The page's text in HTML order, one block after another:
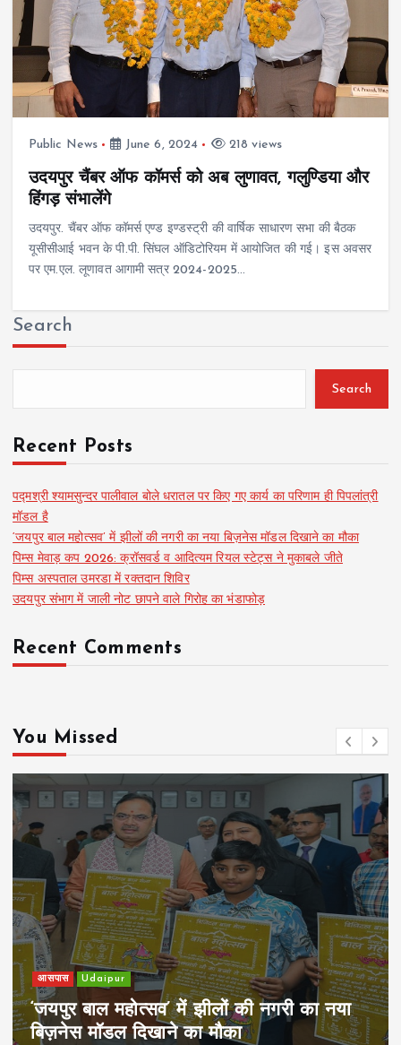
Public News June 6, 2024 218 views
उदयपुर चैंबर ऑफ कॉमर्स को अब लुणावत, गलुण्डिया और
हिंगड़ संभालेंगे
उदयपुर. चैंबर ऑफ कॉमर्स एण्ड इण्डस्ट्री की वार्षिक साधारण सभा की बैठक
यूसीसीआई भवन के पी.पी. सिंघल ऑडिटोरियम में आयोजित की गई। इस अवसर
पर एम.एल. लूणावत आगामी सत्र 2024-2025…
Search
Search
Recent Posts
पद्मश्री श्यामसुन्दर पालीवाल बोले धरातल पर किए गए कार्य का परिणाम ही पिपलांत्री
मॉडल है
‘जयपुर बाल महोत्सव’ में झीलों की नगरी का नया बिज़नेस मॉडल दिखाने का मौका
पिम्स मेवाड़ कप 2026: क्रॉसवर्ड व आदित्यम रियल स्टेट्स ने मुकाबले जीते
पिम्स अस्पताल उमरडा में रक्तदान शिविर
उदयपुर संभाग में जाली नोट छापने वाले गिरोह का भंडाफोड़
Recent Comments
You Missed
आसपास Udaipur
‘जयपुर बाल महोत्सव’ में झीलों की नगरी का नया
बिज़नेस मॉडल दिखाने का मौका